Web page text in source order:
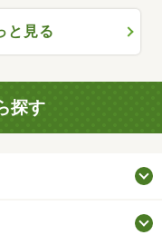
と見る
探す